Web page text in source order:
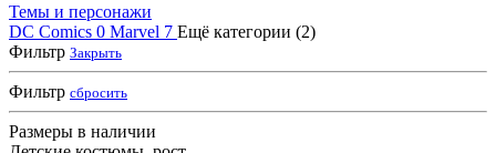
Темы и персонажи
DC Comics 0 Marvel 7 Ещё категории (2)
Фильтр Закрыть
Фильтр сбросить
Размеры в наличии